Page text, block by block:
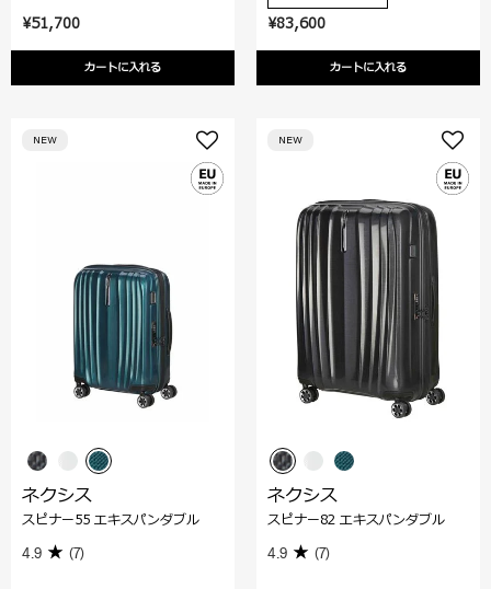
¥51,700
カートに入れる
¥83,600
カートに入れる
NEW
ネクシス
スピナー55 エキスパンダブル
4.9 (7)
NEW
ネクシス
スピナー82 エキスパンダブル
4.9 (7)